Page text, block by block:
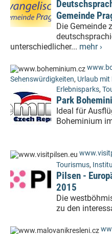
Gemeinde
Die Gemeinde
unterschiedlicher... mehr ›
Sehenswürdigkeiten, Urlaub mit
Erlebnisparks,
Park
Ideal für
Boheminium
Tourismus,
Pilsen -
2015
Die
zu den